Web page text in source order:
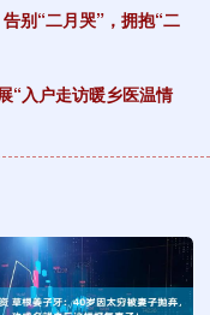
别“二月哭”，拥抱“二
“入户走访暖乡医温情